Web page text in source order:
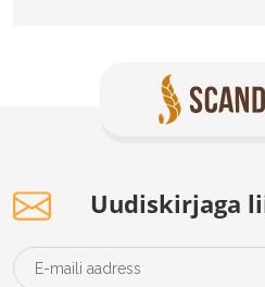
Uudiskirjaga